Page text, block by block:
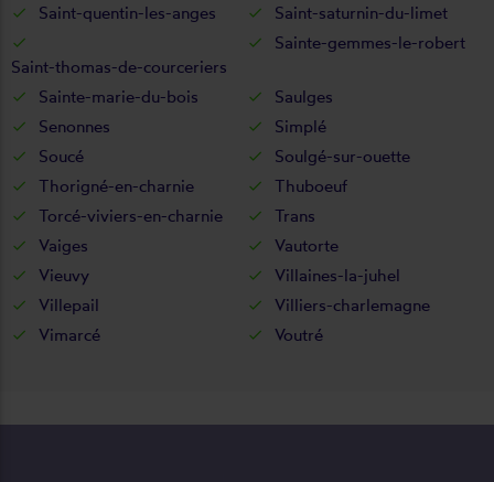
Saint-quentin-les-anges
Saint-saturnin-du-limet
Saint-thomas-de-courceriers
Sainte-gemmes-le-robert
Sainte-marie-du-bois
Saulges
Senonnes
Simplé
Soucé
Soulgé-sur-ouette
Thorigné-en-charnie
Thuboeuf
Torcé-viviers-en-charnie
Trans
Vaiges
Vautorte
Vieuvy
Villaines-la-juhel
Villepail
Villiers-charlemagne
Vimarcé
Voutré